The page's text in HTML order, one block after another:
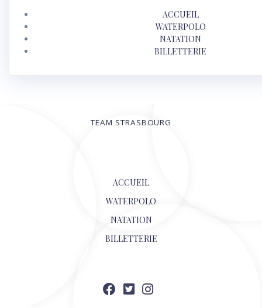
ACCUEIL
WATERPOLO
NATATION
BILLETTERIE
TEAM STRASBOURG
ACCUEIL
WATERPOLO
NATATION
BILLETTERIE